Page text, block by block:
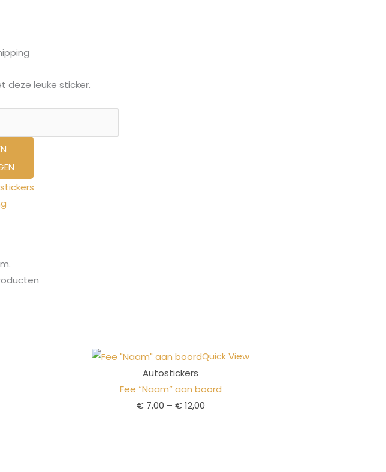
deze leuke sticker.
Quick View
Autostickers
Fee “Naam” aan boord
€7,00 – €12,00